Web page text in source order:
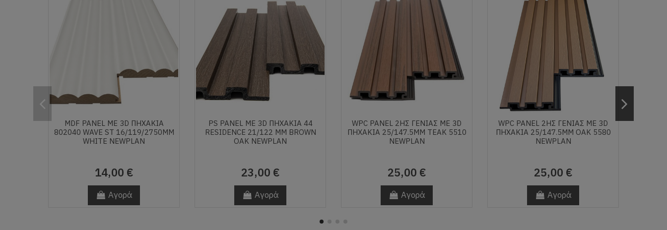
MDF PANEL ΜΕ 3D ΠΗΧΑΚΙΑ
802040 WAVE ST 16/119/2750MM
WHITE NEWPLAN
14,00 €
Αγορά
PS PANEL ΜΕ 3D ΠΗΧΑΚΙΑ 44
RESIDENCE 21/122 MM BROWN
OAK NEWPLAN
23,00 €
Αγορά
WPC PANEL 2ΗΣ ΓΕΝΙΑΣ ΜΕ 3D
ΠΗΧΑΚΙΑ 25/147.5MM TEAK 5510
NEWPLAN
25,00 €
Αγορά
WPC PANEL 2ΗΣ ΓΕΝΙΑΣ ΜΕ 3D
ΠΗΧΑΚΙΑ 25/147.5MM OAK 5580
NEWPLAN
25,00 €
Αγορά